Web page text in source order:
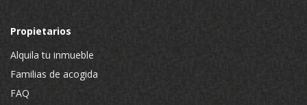
Propietarios
Alquila tu inmueble
Familias de acogida
FAQ